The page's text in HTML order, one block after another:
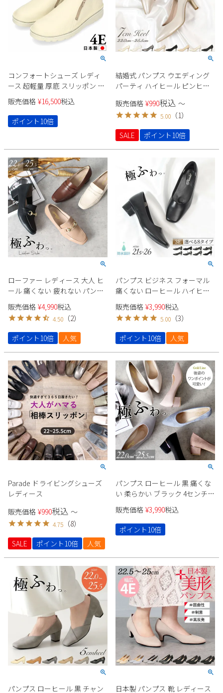
コンフォートシューズ レディ
ース 超軽量 厚底 スリッポン カ
ジュアルスニーカー 幅広 4E 革
靴 7301 Parade 履きやすい 痛く
ない 軽い 伸びる 外反母趾 靴
販売価格 ¥16,500税込
ポイント10倍
結婚式 パンプス ウエディング
パーティ ハイヒール ピンヒー
22091 ラメ スエード 生地 極ふ
わっ Parade シンプル きれいめ
セレモニー オケージョン
販売価格 ¥990税込 〜
5.00 （1）
SALE
ポイント10倍
ローファー レディース 大人 ヒ
ール 痛くない 疲れない パンプ
ス ビットローファー コインロ
ーファー 靴 太ヒール スクエア
トゥ 極ふわっ Parade 22042
23066
販売価格 ¥4,990税込
4.50 （2）
ポイント10倍
人気
パンプス ビジネス フォーマル
痛くない ローヒール ハイヒー
ル ストラップ レディース 黒 防
水 3E 靴 スクエアトゥ parade
極ふわっ
販売価格 ¥3,990税込
5.00 （3）
ポイント10倍
人気
Parade ドライビングシューズ
レディース
販売価格 ¥990税込 〜
4.75 （8）
SALE
ポイント10倍 人気
パンプス ローヒール 黒 痛くな
い 柔らかい ブラック 4センチ
スエード 太ヒール チャンキー
ヒール ポインテッドトゥ 飾り
ドークレ 22cm 極ふわっ 21114
Parade カジュアル パーティー
販売価格 ¥3,990税込
ポイント10倍
パンプス ローヒール 黒 チャン 日本製 パンプス 靴 レディース